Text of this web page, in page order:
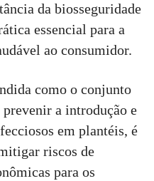
da biosseguridade
essencial para a
ao consumidor.
como o conjunto
prevenir a introdução e
em plantéis, é
riscos de
para os